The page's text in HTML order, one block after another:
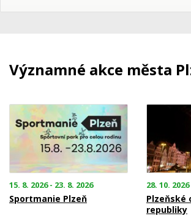
Významné akce města
15. 8. 2026 - 23. 8. 2026
Sportmanie Plzeň
28. 10.
Plzeňské
republiky